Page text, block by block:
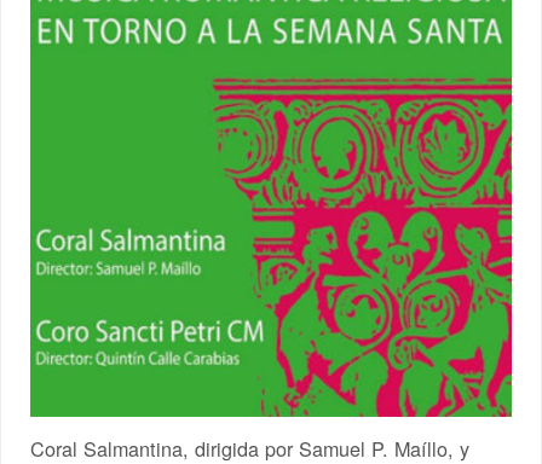
Coral Salmantina, dirigida por Samuel P. Maíllo, y